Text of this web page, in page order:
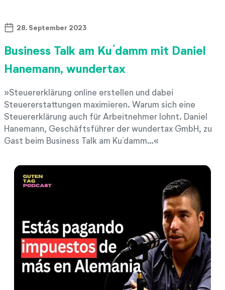
28. September 2023
Business Talk am Ku´damm mit Daniel
Hanemann, wundertax
Steuererklärung online erstellen und dabei
Steuererstattungen maximieren. Warum sich eine
Steuererklärung auch für Arbeitnehmer lohnt. Daniel
Hanemann, Geschäftsführer der wundertax GmbH, zu
Gast beim Business Talk am Ku´damm…